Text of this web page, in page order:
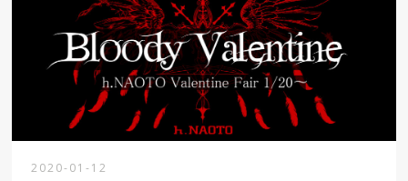
2020-01-12